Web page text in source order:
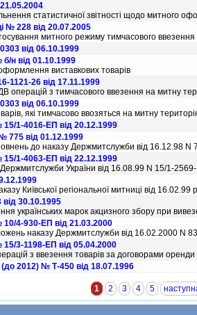
статистичної звiтностi щодо митного
№ 228 від 20.07.2005
митного режиму тимчасового
від 06.10.1999
н від 01.10.1999
виставкових товарiв
1121-26 від 17.11.1999
операцiй з тимчасового ввезення на митну
від 06.10.1999
якi тимчасово ввозяться на митну
1-4016-ЕП від 20.12.1999
775 від 01.12.1999
до наказу Держмитслужби вiд 16.12.98 N
1-4063-ЕП від 22.12.1999
України вiд 16.08.99 N 15/1-
Київської регiональної митницi вiд 16.02.99
30.10.1995
українських марок акцизного збору при
4-930-ЕП від 21.03.2000
наказу Держмитслужби вiд 16.02.2000 N 83
3-1198-ЕП від 05.04.2000
з ввезення товарiв за договорами оренди
2012) № Т-450 від 18.07.1996
1 2 3 4 5